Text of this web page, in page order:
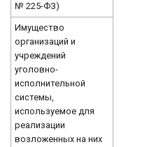
№ 225-ФЗ)
Имущество
организаций и
учреждений
уголовно-
исполнительной
системы,
используемое для
реализации
возложенных на них